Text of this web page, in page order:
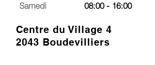
Samedi
08:00 - 16:00
Centre du Village 4
2043 Boudevilliers